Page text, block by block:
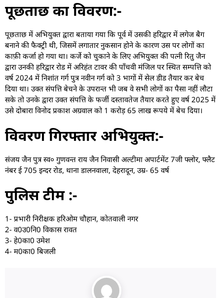
पूछताछ का विवरण:-
पूछताछ में अभियुक्त द्वारा बताया गया कि पूर्व में उसकी हरिद्वार में लगेज बैग
बनाने की फैक्ट्री थी, जिसमें लगातार नुकसान होने के कारण उस पर लोगों का
काफ़ी कर्जा हो गया था। कर्जे को चुकाने के लिए अभियुक्त की पत्नी रितु जैन
द्वारा उनकी हरिद्वार रोड में अरिहंत टावर की पाँचवी मंजिल पर स्थित सम्पत्ति को
वर्ष 2024 में निशांत गर्ग पुत्र नवीन गर्ग को 3 भागों में सेल डीड तैयार कर बेच
दिया था। उक्त संपत्ति बेचने के उपरान्त भी जब वे सभी लोगों का पैसा नहीं लौटा
सके तो उनके द्वारा उक्त संपत्ति के फर्जी दस्तावतेज तैयार करते हुए वर्ष 2025 में
उसे दोबारा विनोद प्रकाश अग्रवाल को 1 करोड़ 65 लाख रूपये में बेच दिया।
विवरण गिरफ्तार अभियुक्त:-
संजय जैन पुत्र स्व० गुणवन्त राय जैन निवासी अल्टीमा अपार्टमेंट 7जी फ्लोर, फ्लैट
नंबर ई 705 इन्दर रोड, थाना डालनवाला, देहरादून, उम्र- 65 वर्ष
पुलिस टीम :-
1- प्रभारी निरीक्षक हरिओम चौहान, कोतवाली नगर
2- व0उ0नि0 विकास रावत
3- हे0का0 उमेश
4- म0का0 बिजली